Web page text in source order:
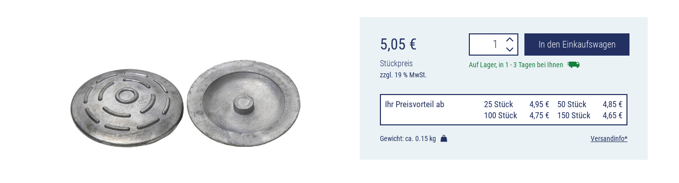
5,05 €
Stückpreis
zzgl. 19 % MwSt.
Markierungsnagel
Aufkleben
In den Einkaufswagen
Auf Lager, in 1 - 3 Tagen bei Ihnen
Ihr Preisvorteil ab 25 Stück 4,95 € 50 Stück
4,85 €
100 Stück
4,75 € 150 Stück 4,65 €
Gewicht: ca. 0.15 kg Versandinfo*